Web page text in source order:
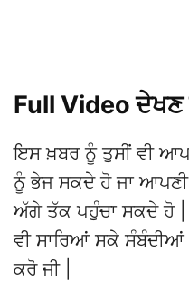
Full Video ਦੇਖਣ
ਇਸ ਖ਼ਬਰ ਨੂੰ ਤੁਸੀਂ ਵੀ
ਨੂੰ ਭੇਜ ਸਕਦੇ ਹੋ ਜਾ
ਅੱਗੇ ਤੱਕ ਪਹੁੰਚਾ ਸਕਦੇ ਹੋ |
ਵੀ ਸਾਰਿਆਂ ਸਕੇ
ਕਰੋ ਜੀ |